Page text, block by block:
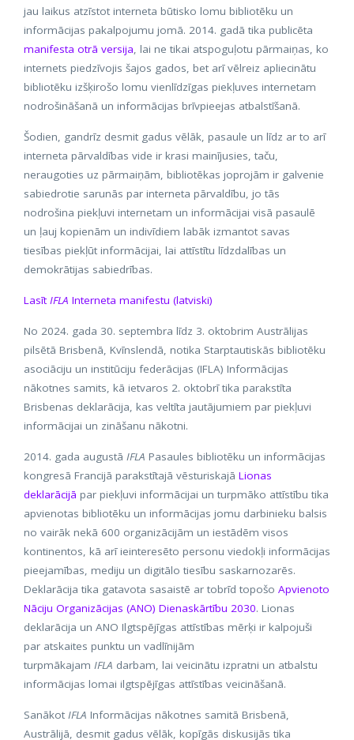
jau laikus atzīstot interneta būtisko lomu bibliotēku un
informācijas pakalpojumu jomā. 2014. gadā tika publicēta
manifesta otrā versija, lai ne tikai atspoguļotu pārmaiņas, ko
internets piedzīvojis šajos gados, bet arī vēlreiz apliecinātu
bibliotēku izšķirošo lomu vienlīdzīgas piekļuves internetam
nodrošināšanā un informācijas brīvpieejas atbalstīšanā.
Šodien, gandrīz desmit gadus vēlāk, pasaule un līdz ar to arī
interneta pārvaldības vide ir krasi mainījusies, taču,
neraugoties uz pārmaiņām, bibliotēkas joprojām ir galvenie
sabiedrotie sarunās par interneta pārvaldību, jo tās
nodrošina piekļuvi internetam un informācijai visā pasaulē
un ļauj kopienām un indivīdiem labāk izmantot savas
tiesības piekļūt informācijai, lai attīstītu līdzdalības un
demokrātijas sabiedrības.
LasītIFLA Interneta manifestu (latviski)
No 2024. gada 30. septembra līdz 3. oktobrim Austrālijas
pilsētā Brisbenā, Kvīnslendā, notika Starptautiskās bibliotēku
asociāciju un institūciju federācijas (IFLA) Informācijas
nākotnes samits, kā ietvaros 2. oktobrī tika parakstīta
Brisbenas deklarācija, kas veltīta jautājumiem par piekļuvi
informācijai un zināšanu nākotni.
2014. gada augustā IFLA Pasaules bibliotēku un informācijas
kongresā Francijā parakstītajā vēsturiskajā Lionas
deklarācijā par piekļuvi informācijai un turpmāko attīstību tika
apvienotas bibliotēku un informācijas jomu darbinieku balsis
no vairāk nekā 600 organizācijām un iestādēm visos
kontinentos, kā arī ieinteresēto personu viedokļi informācijas
pieejamības, mediju un digitālo tiesību saskarnozarēs.
Deklarācija tika gatavota sasaistē ar tobrīd topošo Apvienoto
Nāciju Organizācijas (ANO) Dienaskārtību 2030. Lionas
deklarācija un ANO Ilgtspējīgas attīstības mērķi ir kalpojuši
par atskaites punktu un vadlīnijām
turpmākajam IFLA darbam, lai veicinātu izpratni un atbalstu
informācijas lomai ilgtspējīgas attīstības veicināšanā.
Sanākot IFLA Informācijas nākotnes samitā Brisbenā,
Austrālijā, desmit gadus vēlāk, kopīgās diskusijās tika